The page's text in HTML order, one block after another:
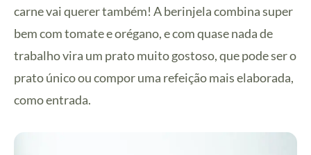
carne vai querer também! A berinjela combina super
bem com tomate e orégano, e com quase nada de
trabalho vira um prato muito gostoso, que pode ser o
prato único ou compor uma refeição mais elaborada,
como entrada.